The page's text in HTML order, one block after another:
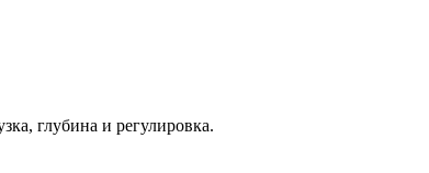
глубина и регулировка.